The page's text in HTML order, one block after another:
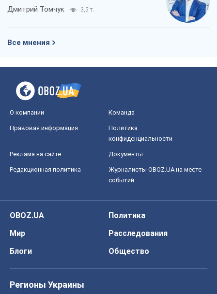
Дмитрий Томчук 3,5 т.
Все мнения
О компании Команда
Правовая информация
Политика
конфиденциальности
Реклама на сайте Документы
Редакционная политика
Журналисты OBOZ.UA на месте
событий
OBOZ.UA
Политика
Мир
Расследования
Блоги
Общество
Регионы Украины